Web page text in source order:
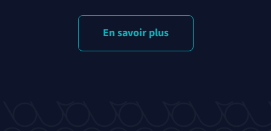
En savoir plus